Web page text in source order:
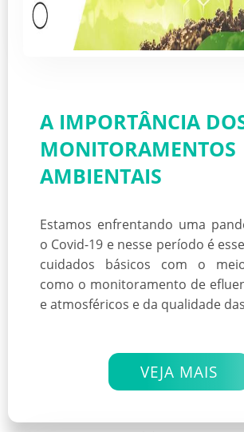
A IMPORTÂNCIA
MONITORAMENTOS
AMBIENTAIS
Estamos enfrentando uma
o Covid-19 e nesse período é
cuidados básicos com o
como o monitoramento de
e atmosféricos e da qualidade
VEJA MAIS